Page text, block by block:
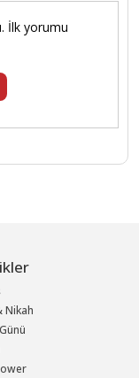
İlk yorumu
Nikah